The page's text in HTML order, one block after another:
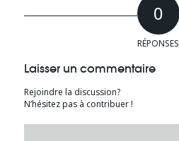
0
RÉPONSES
Laisser un commentaire
Rejoindre la discussion?
N’hésitez pas à contribuer !